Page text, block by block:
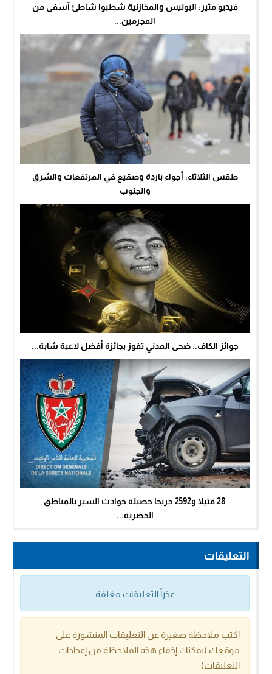
فيديو مثير: البوليس والمخازنية شطبوا شاطئ آسفي من
المجرمين...
طقس الثلاثاء: أجواء باردة وصقيع في المرتفعات والشرق
والجنوب
جوائز الكاف.. ضحى المدني تفوز بجائزة أفضل لاعبة شابة...
28 قتيلا و2592 جريحا حصيلة حوادث السير بالمناطق
الحضرية...
التعليقات
عذراً التعليقات مغلقة
اكتب ملاحظة صغيرة عن التعليقات المنشورة على
موقعك (يمكنك إخفاء هذه الملاحظة من إعدادات
التعليقات)